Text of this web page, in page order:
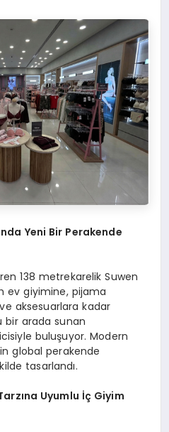
Yeni Bir Perakende
138 metrekarelik Suwen
ev giyimine, pijama
aksesuarlara kadar
bir arada sunan
buluşuyor. Modern
global perakende
tasarlandı.
Uyumlu İç Giyim